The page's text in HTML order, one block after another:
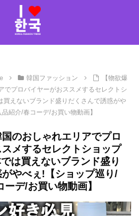
韓国ファッション
【物欲爆
でプロバイヤーがおススメするセレクトシ
買えないブランド盛りだくさんで誘惑がや
紹介/春コーデ/お買い物動画】
国のおしゃれエリアでプロ
メするセレクトショップ
は買えないブランド盛り
やべぇ!【ショップ巡り/
デ/お買い物動画】